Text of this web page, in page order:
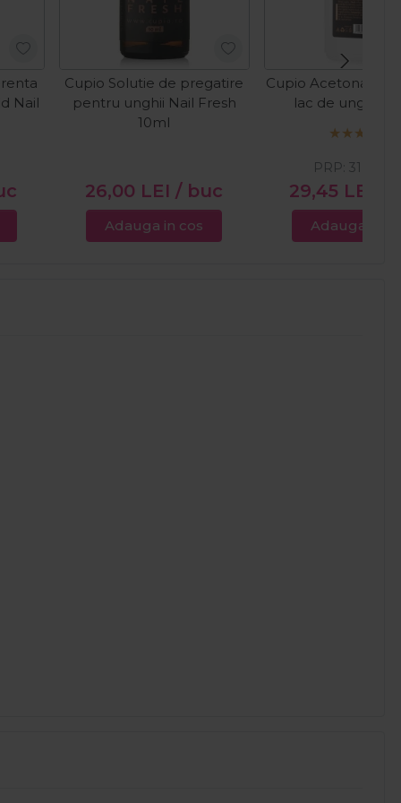
Nail
Cupio Solutie de pregatire
pentru unghii Nail Fresh
10ml
26,00 LEI / buc
Adauga in cos
Cupio Acetona
lac de unghii
29,45 LEI
PRP: 31,00
Adauga in